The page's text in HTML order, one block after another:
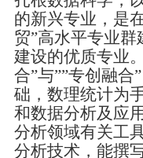
的新兴专业，是
贸”高水平专业
建设的优质专业
合”与””专创融合
础，数理统计为
和数据分析及应
分析领域有关工
分析技术，能撰